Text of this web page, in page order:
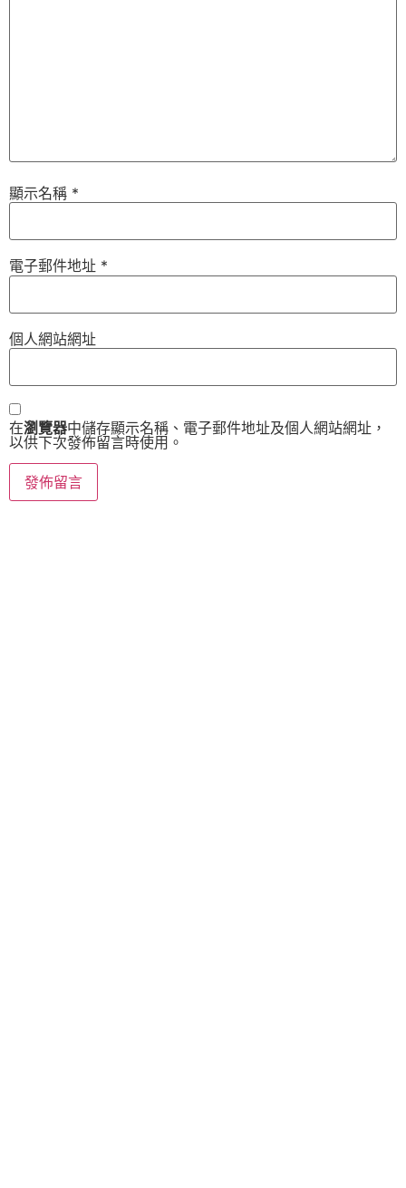
顯示名稱 *
電子郵件地址 *
個人網站網址
在瀏覽器中儲存顯示名稱、電子郵件地址及個人網站網址，
以供下次發佈留言時使用。